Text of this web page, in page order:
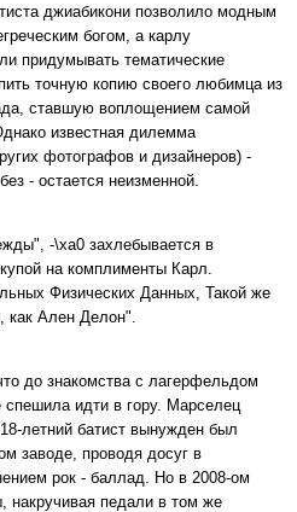
джиабикони позволило модным
богом, а карлу
придумывать тематические
точную копию своего любимца из
ставшую воплощением самой
известная дилемма
фотографов и дизайнеров) -
- остается неизменной.
-\xa0 захлебывается в
на комплименты Карл.
Физических Данных, Такой же
как Ален Делон".
до знакомства с лагерфельдом
спешила идти в гору. Марселец
летний батист вынужден был
заводе, проводя досуг в
рок - баллад. Но в 2008-ом
накручивая педали в том же